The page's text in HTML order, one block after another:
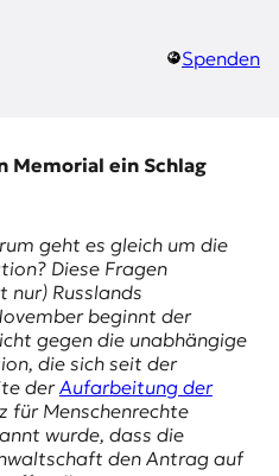
Spenden
Memorial ein Schlag
geht es gleich um die
Diese Fragen
nur) Russlands
beginnt der
gegen die unabhängige
die sich seit der
derAufarbeitung der
für Menschenrechte
wurde, dass die
den Antrag auf